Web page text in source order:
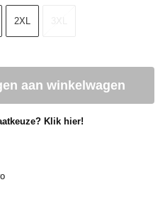
2XL
aan winkelwagen
Klik hier!